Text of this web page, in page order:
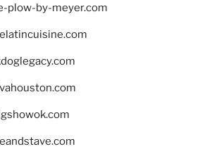
plow-by-meyer.com